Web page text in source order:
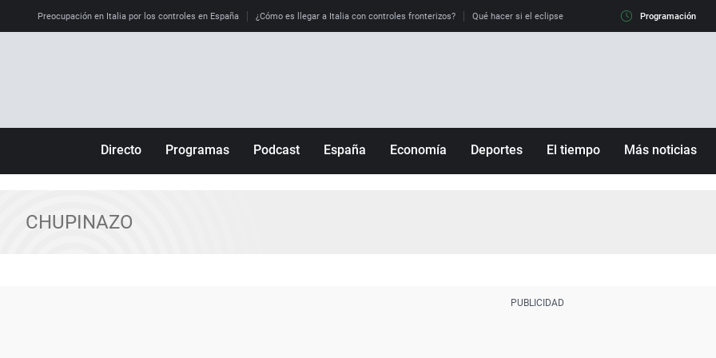
Preocupación en Italia por los controles en España ¿Cómo es llegar a Italia con controles fronterizos? Qué hacer si el eclipse me pilla conduciendo Qué tiempo
Programación
Directo Programas
Julia en la onda
Podcast España Economía Deportes El tiempo Más noticias
CHUPINAZO